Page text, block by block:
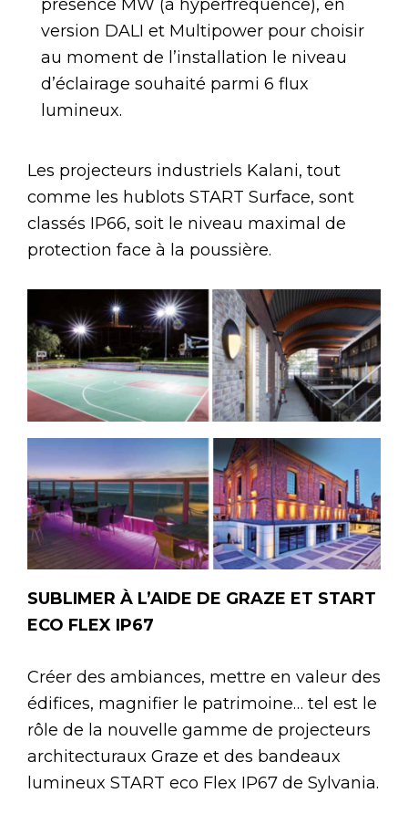
présence MW (à hyperfréquence), en
version DALI et Multipower pour choisir
au moment de l’installation le niveau
d’éclairage souhaité parmi 6 flux
lumineux.
Les projecteurs industriels Kalani, tout
comme les hublots START Surface, sont
classés IP66, soit le niveau maximal de
protection face à la poussière.
SUBLIMER À L’AIDE DE GRAZE ET START
ECO FLEX IP67
Créer des ambiances, mettre en valeur des
édifices, magnifier le patrimoine… tel est le
rôle de la nouvelle gamme de projecteurs
architecturaux Graze et des bandeaux
lumineux START eco Flex IP67 de Sylvania.